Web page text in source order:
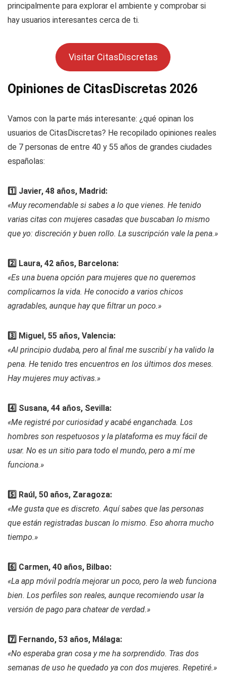
principalmente para explorar el ambiente y comprobar si
hay usuarios interesantes cerca de ti.
Visitar CitasDiscretas
Opiniones de CitasDiscretas 2026
Vamos con la parte más interesante: ¿qué opinan los
usuarios de CitasDiscretas? He recopilado opiniones reales
de 7 personas de entre 40 y 55 años de grandes ciudades
españolas:
1️⃣ Javier, 48 años, Madrid:
«Muy recomendable si sabes a lo que vienes. He tenido
varias citas con mujeres casadas que buscaban lo mismo
que yo: discreción y buen rollo. La suscripción vale la pena.»
2️⃣ Laura, 42 años, Barcelona:
«Es una buena opción para mujeres que no queremos
complicarnos la vida. He conocido a varios chicos
agradables, aunque hay que filtrar un poco.»
3️⃣ Miguel, 55 años, Valencia:
«Al principio dudaba, pero al final me suscribí y ha valido la
pena. He tenido tres encuentros en los últimos dos meses.
Hay mujeres muy activas.»
4️⃣ Susana, 44 años, Sevilla:
«Me registré por curiosidad y acabé enganchada. Los
hombres son respetuosos y la plataforma es muy fácil de
usar. No es un sitio para todo el mundo, pero a mí me
funciona.»
5️⃣ Raúl, 50 años, Zaragoza:
«Me gusta que es discreto. Aquí sabes que las personas
que están registradas buscan lo mismo. Eso ahorra mucho
tiempo.»
6️⃣ Carmen, 40 años, Bilbao:
«La app móvil podría mejorar un poco, pero la web funciona
bien. Los perfiles son reales, aunque recomiendo usar la
versión de pago para chatear de verdad.»
7️⃣ Fernando, 53 años, Málaga:
«No esperaba gran cosa y me ha sorprendido. Tras dos
semanas de uso he quedado ya con dos mujeres. Repetiré.»